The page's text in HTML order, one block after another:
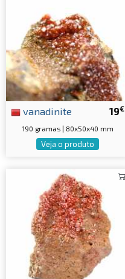
19€
vanadinite
190 gramas | 80x50x40 mm
Veja o produto